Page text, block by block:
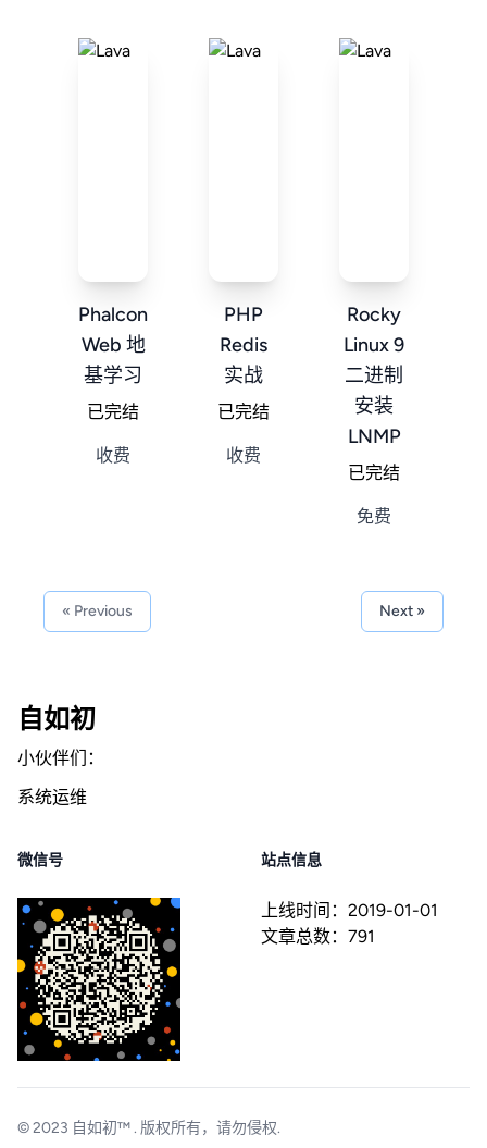
Phalcon
Web 地
基学习
已完结
收费
PHP
Redis
实战
已完结
收费
Rocky
Linux 9
二进制
安装
LNMP
已完结
免费
« Previous Next »
自如初
小伙伴们：
系统运维
微信号 站点信息
上线时间： 2019-01-01
文章总数： 791
© 2023 自如初™. 版权所有，请勿侵权.